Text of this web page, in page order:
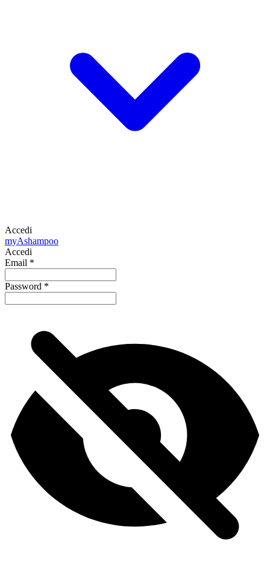
Accedi
myAshampoo
Accedi
Email *
Password *